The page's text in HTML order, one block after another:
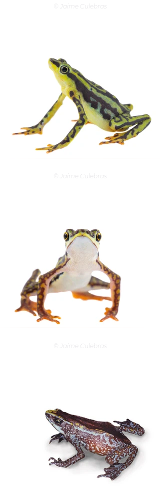
© Jaime Culebras
© Jaime Culebras
© Jaime Culebras